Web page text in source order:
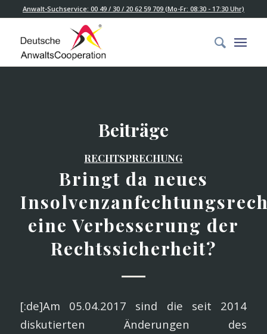
Anwalt-Suchservice: 00 49 / 30 / 20 62 59 709 (Mo-Fr: 08:30 - 17:30 Uhr)
Beiträge
RECHTSPRECHUNG
Bringt da neues
eine Verbesserung der
Rechtssicherheit?
[:de]Am 05.04.2017 sind die seit 2014
diskutierten Änderungen des